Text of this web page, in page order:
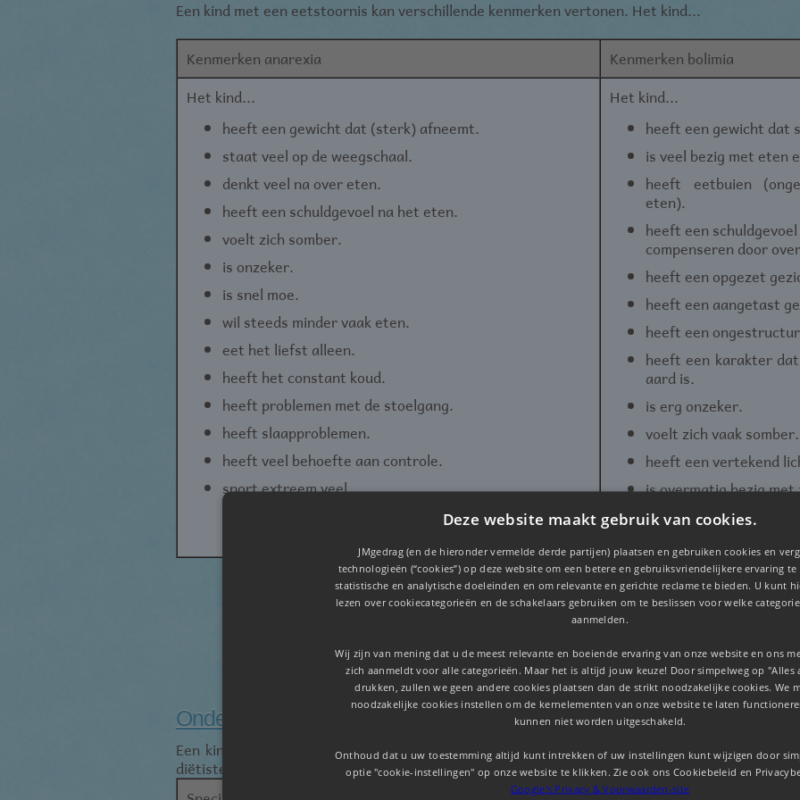
Een kind met een eetstoornis kan verschillende kenmerken vertonen. Het kind...
Kenmerken anarexia
Kenmerken bolimia
Het kind...
heeft een gewicht dat (sterk) afneemt.
staat veel op de weegschaal.
denkt veel na over eten.
heeft een schuldgevoel na het eten.
voelt zich somber.
is onzeker.
is snel moe.
wil steeds minder vaak eten.
eet het liefst alleen.
heeft het constant koud.
heeft problemen met de stoelgang.
heeft slaapproblemen.
heeft veel behoefte aan controle.
sport extreem veel.
Het kind...
heeft een gewicht dat
is veel bezig met eten
heeft eetbuien
eten).
heeft een
compenseren door
heeft een opgezet
heeft een aangetast
heeft een
heeft een karakter
aard is.
is erg onzeker.
voelt zich vaak somber.
heeft een vertekend
is overmatig bezig
lichamelijke klachten
Ondersteuningsbehoeften
Een kind met een eetstoornis heeft behoefte aan professionele hulp. Hulp die
diëtisten, psychologen of groepsbegeleiding.
Deze website maakt gebruik van cookies.
JMgedrag (en de hieronder vermelde derde partijen) plaatsen en gebruiken cookies en
technologieën (“cookies”) op deze website om een ​​betere en gebruiksvriendelijkere ervaring
statistische en analytische doeleinden en om relevante en gerichte reclame te bieden. U kunt
lezen over cookiecategorieën en de schakelaars gebruiken om te beslissen voor welke
aanmelden.
Wij zijn van mening dat u de meest relevante en boeiende ervaring van onze website en ons
zich aanmeldt voor alle categorieën. Maar het is altijd jouw keuze! Door simpelweg op "Alles
drukken, zullen we geen andere cookies plaatsen dan de strikt noodzakelijke cookies. We
noodzakelijke cookies instellen om de kernelementen van onze website te laten
kunnen niet worden uitgeschakeld.
Onthoud dat u uw toestemming altijd kunt intrekken of uw instellingen kunt wijzigen door
optie "cookie-instellingen" op onze website te klikken. Zie ook ons ​​Cookiebeleid en
Google's Privacy & Voorwaarden-site